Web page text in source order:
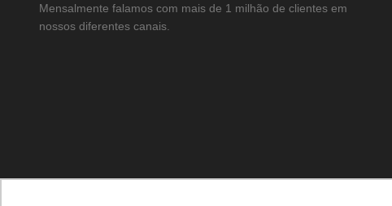
Mensalmente falamos com mais de 1 milhão de clientes em
nossos diferentes canais.